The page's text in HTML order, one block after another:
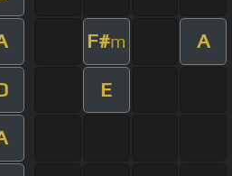
F#m A
E